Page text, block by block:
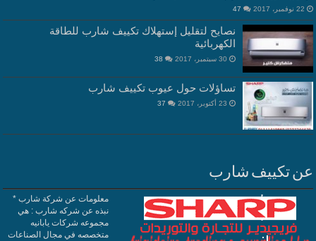
22 نوفمبر، 2017 47
نصايح لتقليل إستهلاك تكييف شارب للطاقة
الكهربائية
30 سبتمبر، 2017 38
تساؤلات حول عيوب تكييف شارب
23 أكتوبر، 2017 37
عن تكييف شارب
معلومات عن شركة شارب *
نبذه عن شركه شارب : هي
مجموعه شركات يابانيه
متخصصه في مجال الصناعات